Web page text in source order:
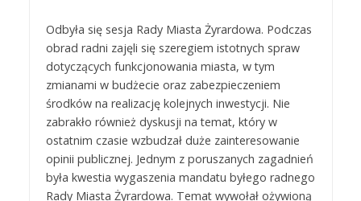
Odbyła się sesja Rady Miasta Żyrardowa. Podczas
obrad radni zajęli się szeregiem istotnych spraw
dotyczących funkcjonowania miasta, w tym
zmianami w budżecie oraz zabezpieczeniem
środków na realizację kolejnych inwestycji. Nie
zabrakło również dyskusji na temat, który w
ostatnim czasie wzbudzał duże zainteresowanie
opinii publicznej. Jednym z poruszanych zagadnień
była kwestia wygaszenia mandatu byłego radnego
Rady Miasta Żyrardowa. Temat wywołał ożywioną